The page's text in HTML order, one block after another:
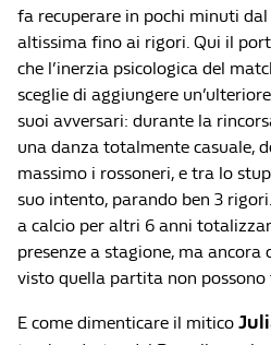
fa recuperare in pochi minuti
altissima fino ai rigori. Qui il
che l’inerzia psicologica del
sceglie di aggiungere
suoi avversari: durante la
una danza totalmente casuale,
massimo i rossoneri, e tra lo
suo intento, parando ben 3
a calcio per altri 6 anni
presenze a stagione, ma
visto quella partita non
E come dimenticare il mitico